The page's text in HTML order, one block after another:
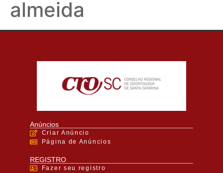
almeida
Anúncios
Criar Anúncio
Página de Anúncios
REGISTRO
Fazer seu registro